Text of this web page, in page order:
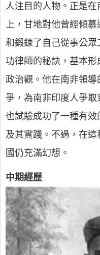
人注目的人物。正是
上，甘地對他曾經傾
和鍛鍊了自己從事公
功律師的秘訣，基本
政治觀。他在南非領
爭，為南非印度人爭
也試驗成功了一種有
及其實踐。不過，在
國仍充滿幻想。
中期經歷